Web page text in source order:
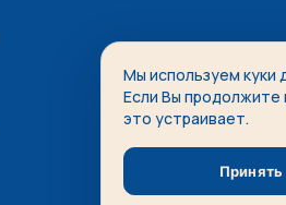
Мы используем куки
Если Вы продолжите
это устраивает.
Принять